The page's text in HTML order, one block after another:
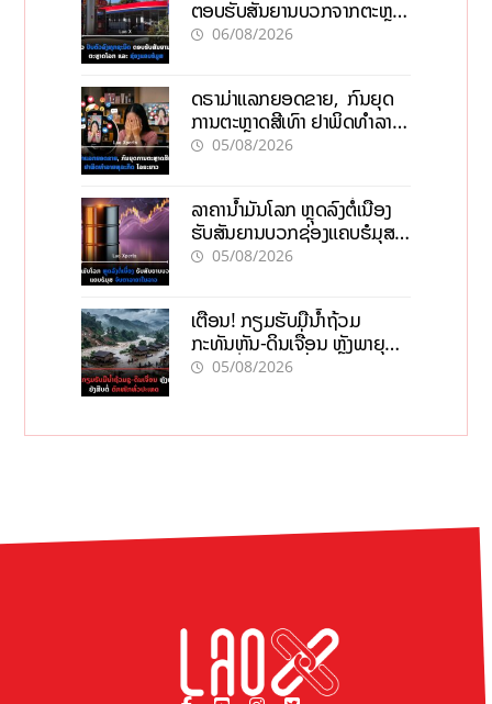
ຕອບຮັບສັນຍານບວກຈາກຕະຫຼາດ
ໂລກ ແລະ ຊ່ອງແຄບຮໍມູສ
06/08/2026
ດຣາມ່າແລກຍອດຂາຍ, ກົນຍຸດ
ການຕະຫຼາດສີເທົາ ຢາພິດທຳລາຍ
ທຸລະກິດ ໄລຍະຍາວ
05/08/2026
ລາຄານ້ຳມັນໂລກ ຫຼຸດລົງຕໍ່ເນື່ອງ
ຮັບສັນຍານບວກຊ່ອງແຄບຮໍມຸສ
ຈັບຕາລາຄາໃນລາວ
05/08/2026
ເຕືອນ! ກຽມຮັບມືນໍ້າຖ້ວມ
ກະທັນຫັນ-ດິນເຈື່ອນ ຫຼັງພາຍຸຝົນ
ຍັງສືບຕໍ່ຕົກໜັກທົ່ວປະເທດ
05/08/2026